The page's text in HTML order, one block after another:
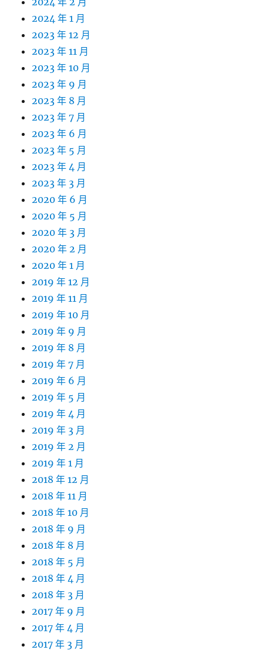
2024 年 1 月
2023 年 12 月
2023 年 11 月
2023 年 10 月
2023 年 9 月
2023 年 8 月
2023 年 7 月
2023 年 6 月
2023 年 5 月
2023 年 4 月
2023 年 3 月
2020 年 6 月
2020 年 5 月
2020 年 3 月
2020 年 2 月
2020 年 1 月
2019 年 12 月
2019 年 11 月
2019 年 10 月
2019 年 9 月
2019 年 8 月
2019 年 7 月
2019 年 6 月
2019 年 5 月
2019 年 4 月
2019 年 3 月
2019 年 2 月
2019 年 1 月
2018 年 12 月
2018 年 11 月
2018 年 10 月
2018 年 9 月
2018 年 8 月
2018 年 5 月
2018 年 4 月
2018 年 3 月
2017 年 9 月
2017 年 4 月
2017 年 3 月